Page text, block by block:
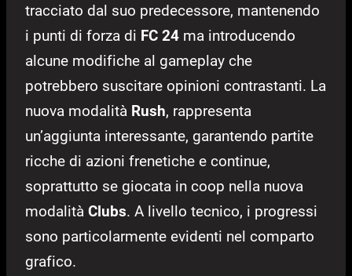
tracciato dal suo predecessore, mantenendo
i punti di forza di FC 24 ma introducendo
alcune modifiche al gameplay che
potrebbero suscitare opinioni contrastanti. La
nuova modalità Rush, rappresenta
un’aggiunta interessante, garantendo partite
ricche di azioni frenetiche e continue,
soprattutto se giocata in coop nella nuova
modalità Clubs. A livello tecnico, i progressi
sono particolarmente evidenti nel comparto
grafico.